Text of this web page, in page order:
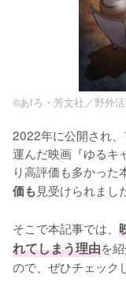
©あfろ・芳文社／野外
2022年に公開され
運んだ映画『ゆるキ
り高評価も多かった
価も見受けられまし
そこで本記事では、
れてしまう理由を紹
ので、ぜひチェック